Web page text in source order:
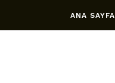
ANA SAYFA